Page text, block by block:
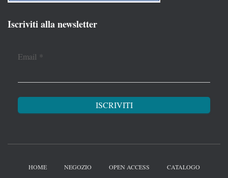
Iscriviti alla newsletter
Email *
HOME NEGOZIO OPEN ACCESS CATALOGO